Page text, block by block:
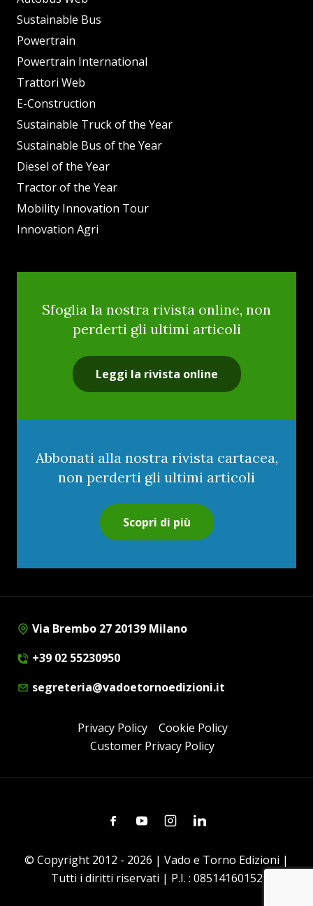
Sustainable Bus
Powertrain
Powertrain International
Trattori Web
E-Construction
Sustainable Truck of the Year
Sustainable Bus of the Year
Diesel of the Year
Tractor of the Year
Mobility Innovation Tour
Innovation Agri
Sfoglia la nostra rivista online, non
perderti gli ultimi articoli
Leggi la rivista online
Abbonati alla nostra rivista cartacea,
non perderti gli ultimi articoli
Scopri di più
Via Brembo 27 20139 Milano
+39 02 55230950
segreteria@vadoetornoedizioni.it
Privacy Policy
Cookie Policy
Customer Privacy Policy
FacebookYoutubeInstagramLinkedin
© Copyright 2012 - 2026 | Vado e Torno Edizioni |
Tutti i diritti riservati | P.I. : 08514160152